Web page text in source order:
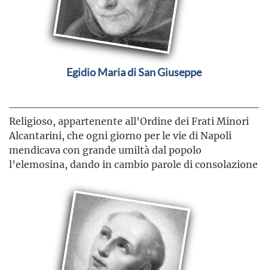
Egidio Maria di San Giuseppe
Religioso, appartenente all'Ordine dei Frati Minori
Alcantarini, che ogni giorno per le vie di Napoli
mendicava con grande umiltà dal popolo
l’elemosina, dando in cambio parole di consolazione